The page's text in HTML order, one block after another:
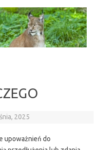
2025
upoważnień do